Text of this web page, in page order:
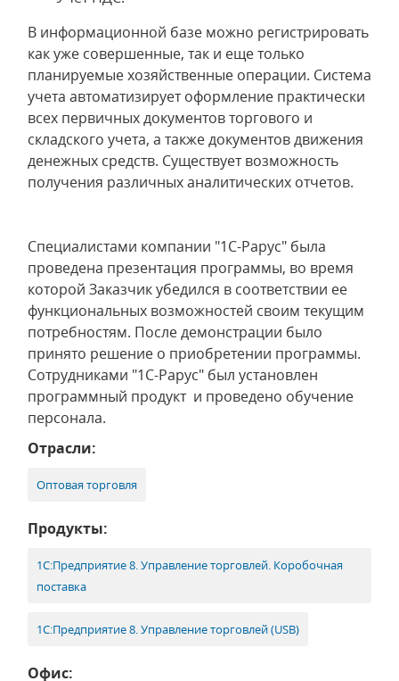
В информационной базе можно регистрировать
как уже совершенные, так и еще только
планируемые хозяйственные операции. Система
учета автоматизирует оформление практически
всех первичных документов торгового и
складского учета, а также документов движения
денежных средств. Существует возможность
получения различных аналитических отчетов.
Специалистами компании "1С-Рарус" была
проведена презентация программы, во время
которой Заказчик убедился в соответствии ее
функциональных возможностей своим текущим
потребностям. После демонстрации было
принято решение о приобретении программы.
Сотрудниками "1С-Рарус" был установлен
программный продукт и проведено обучение
персонала.
Отрасли:
Оптовая торговля
Продукты:
1С:Предприятие 8. Управление торговлей. Коробочная
поставка
1С:Предприятие 8. Управление торговлей (USB)
Офис: